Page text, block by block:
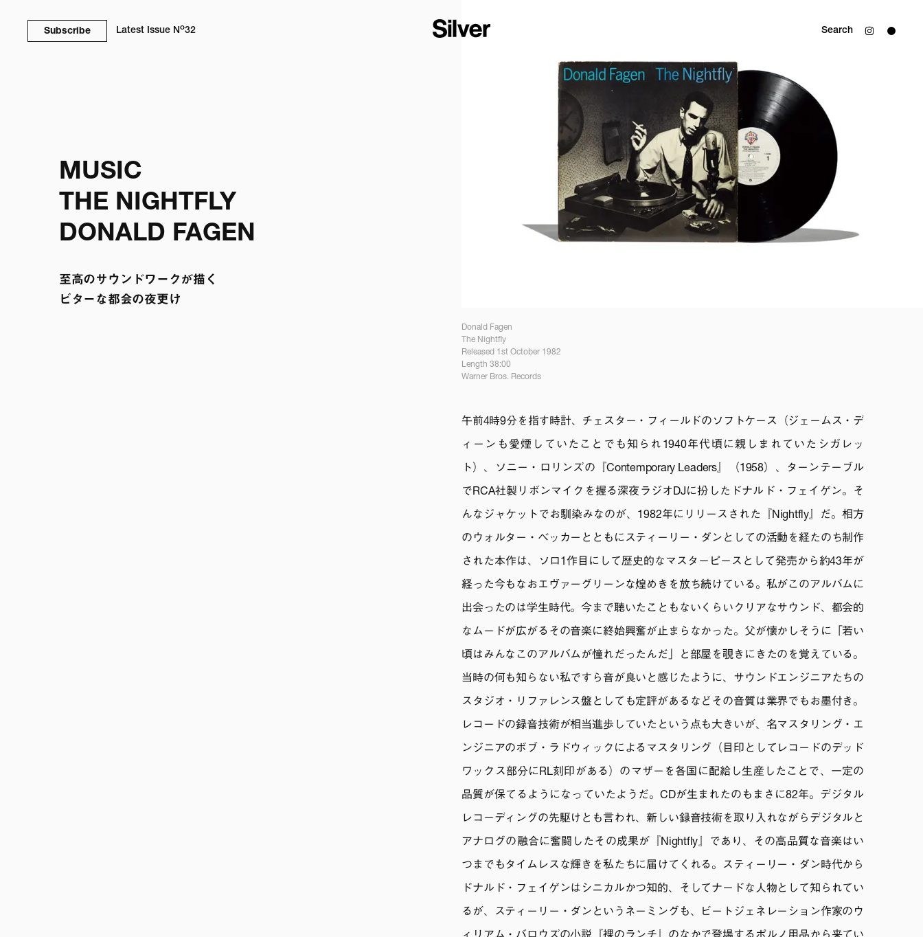
Subscribe Latest Issue No32 Search
MUSIC
THE NIGHTFLY
DONALD FAGEN
至高のサウンドワークが描く
ビターな都会の夜更け
Donald Fagen
The Nightfly
Released 1st October 1982
Length 38:00
Warner Bros. Records
午前4時9分を指す時計、チェスター・フィールドのソフトケース（ジェームス・デ
ィーンも愛煙していたことでも知られ1940年代頃に親しまれていたシガレッ
ト）、ソニー・ロリンズの『Contemporary Leaders』（1958）、ターンテーブル
でRCA社製リボンマイクを握る深夜ラジオDJに扮したドナルド・フェイゲン。そ
んなジャケットでお馴染みなのが、1982年にリリースされた『Nightfly』だ。相方
のウォルター・ベッカーとともにスティーリー・ダンとしての活動を経たのち制作
された本作は、ソロ1作目にして歴史的なマスターピースとして発売から約43年が
経った今もなおエヴァーグリーンな煌めきを放ち続けている。私がこのアルバムに
出会ったのは学生時代。今まで聴いたこともないくらいクリアなサウンド、都会的
なムードが広がるその音楽に終始興奮が止まらなかった。父が懐かしそうに「若い
頃はみんなこのアルバムが憧れだったんだ」と部屋を覗きにきたのを覚えている。
当時の何も知らない私ですら音が良いと感じたように、サウンドエンジニアたちの
スタジオ・リファレンス盤としても定評があるなどその音質は業界でもお墨付き。
レコードの録音技術が相当進歩していたという点も大きいが、名マスタリング・エ
ンジニアのボブ・ラドウィックによるマスタリング（目印としてレコードのデッド
ワックス部分にRL刻印がある）のマザーを各国に配給し生産したことで、一定の
品質が保てるようになっていたようだ。CDが生まれたのもまさに82年。デジタル
レコーディングの先駆けとも言われ、新しい録音技術を取り入れながらデジタルと
アナログの融合に奮闘したその成果が『Nightfly』であり、その高品質な音楽はい
つまでもタイムレスな輝きを私たちに届けてくれる。スティーリー・ダン時代から
ドナルド・フェイゲンはシニカルかつ知的、そしてナードな人物として知られてい
るが、スティーリー・ダンというネーミングも、ビートジェネレーション作家のウ